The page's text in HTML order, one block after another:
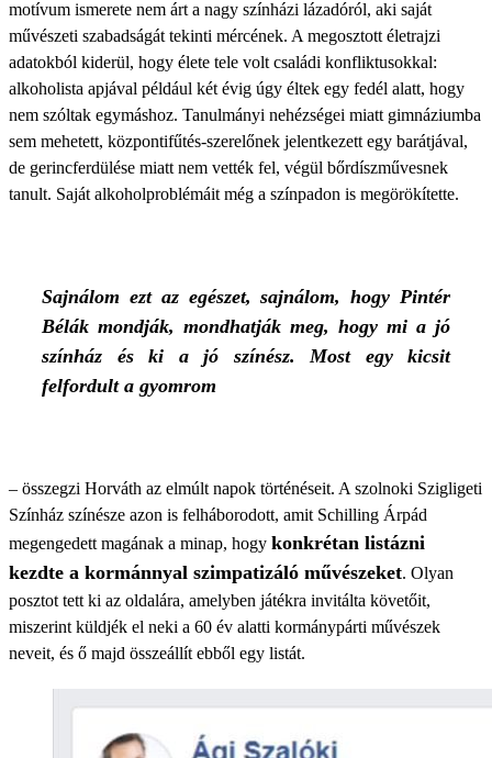
motívum ismerete nem árt a nagy színházi lázadóról, aki saját
művészeti szabadságát tekinti mércének. A megosztott életrajzi
adatokból kiderül, hogy élete tele volt családi konfliktusokkal:
alkoholista apjával például két évig úgy éltek egy fedél alatt, hogy
nem szóltak egymáshoz. Tanulmányi nehézségei miatt gimnáziumba
sem mehetett, központifűtés-szerelőnek jelentkezett egy barátjával,
de gerincferdülése miatt nem vették fel, végül bőrdíszművesnek
tanult. Saját alkoholproblémáit még a színpadon is megörökítette.
Sajnálom ezt az egészet, sajnálom, hogy Pintér
Bélák mondják, mondhatják meg, hogy mi a jó
színház és ki a jó színész. Most egy kicsit
felfordult a gyomrom
– összegzi Horváth az elmúlt napok történéseit. A szolnoki Szigligeti
Színház színésze azon is felháborodott, amit Schilling Árpád
megengedett magának a minap, hogy konkrétan listázni
kezdte a kormánnyal szimpatizáló művészeket. Olyan
posztot tett ki az oldalára, amelyben játékra invitálta követőit,
miszerint küldjék el neki a 60 év alatti kormánypárti művészek
neveit, és ő majd összeállít ebből egy listát.